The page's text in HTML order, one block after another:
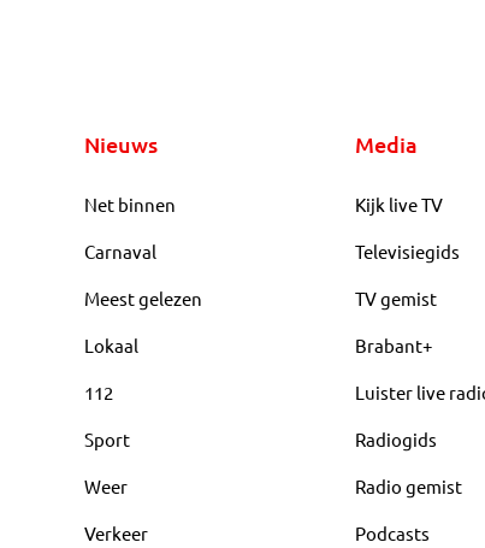
Nieuws
Net binnen
Carnaval
Meest gelezen
Lokaal
112
Sport
Weer
Verkeer
Media
Kijk live TV
Televisiegids
TV gemist
Brabant+
Luister live
Radiogids
Radio gemist
Podcasts